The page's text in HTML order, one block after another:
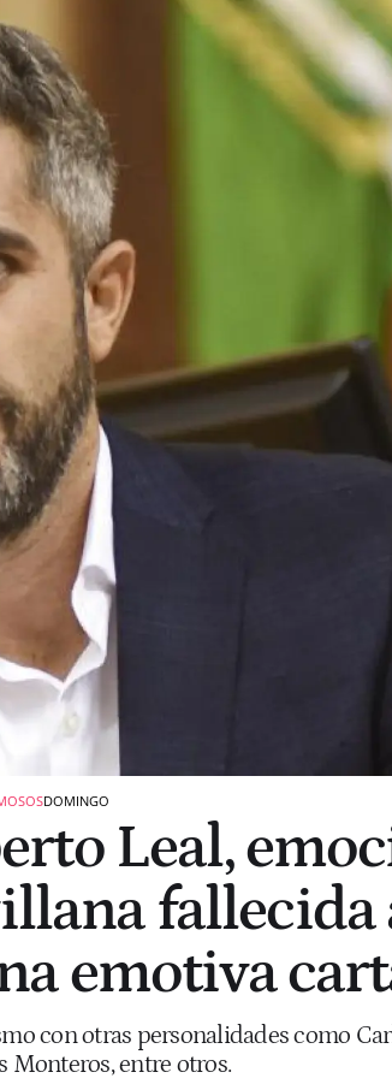
DOMINGO
Leal,
fallecida
emotiva
con otras personalidades como
Monteros, entre otros.